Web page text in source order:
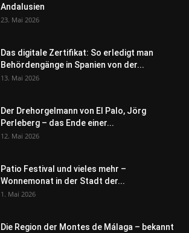
Andalusien
23. Mai 2026
Das digitale Zertifikat: So erledigt man
Behördengänge in Spanien von der...
13. Mai 2026
Der Drehorgelmann von El Palo, Jörg
Perleberg – das Ende einer...
12. Mai 2026
Patio Festival und vieles mehr –
Wonnemonat in der Stadt der...
1. Mai 2026
Die Region der Montes de Málaga – bekannt